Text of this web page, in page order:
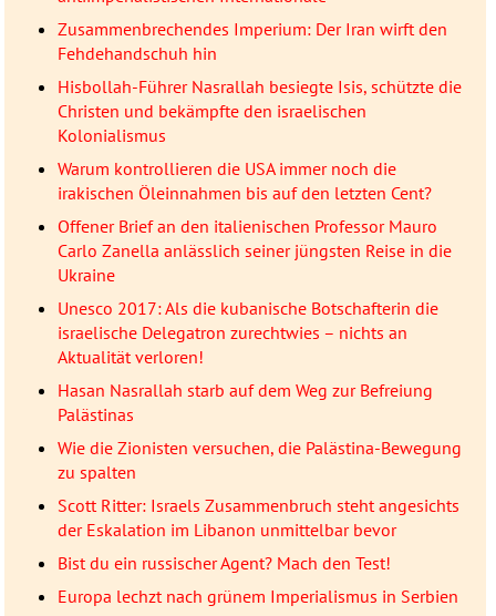
Zusammenbrechendes Imperium: Der Iran wirft den
Fehdehandschuh hin
Hisbollah-Führer Nasrallah besiegte Isis, schützte die
Christen und bekämpfte den israelischen
Kolonialismus
Warum kontrollieren die USA immer noch die
irakischen Öleinnahmen bis auf den letzten Cent?
Offener Brief an den italienischen Professor Mauro
Carlo Zanella anlässlich seiner jüngsten Reise in die
Ukraine
Unesco 2017: Als die kubanische Botschafterin die
israelische Delegatron zurechtwies – nichts an
Aktualität verloren!
Hasan Nasrallah starb auf dem Weg zur Befreiung
Palästinas
Wie die Zionisten versuchen, die Palästina-Bewegung
zu spalten
Scott Ritter: Israels Zusammenbruch steht angesichts
der Eskalation im Libanon unmittelbar bevor
Bist du ein russischer Agent? Mach den Test!
Europa lechzt nach grünem Imperialismus in Serbien